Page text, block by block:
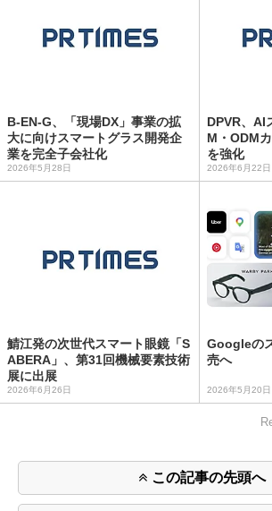
B-EN-G、「現場DX」事業の拡
大に向けスマートグラス開発企
業を完全子会社化
2026年5月28日
DPVR、AI
M・ODM
を強化
2026年6月22日
鯖江発の次世代スマート眼鏡「S
ABERA」、第31回機械要素技術
展に出展
2026年6月26日
Googleの
売へ
2026年5月20日
この記事の先頭へ